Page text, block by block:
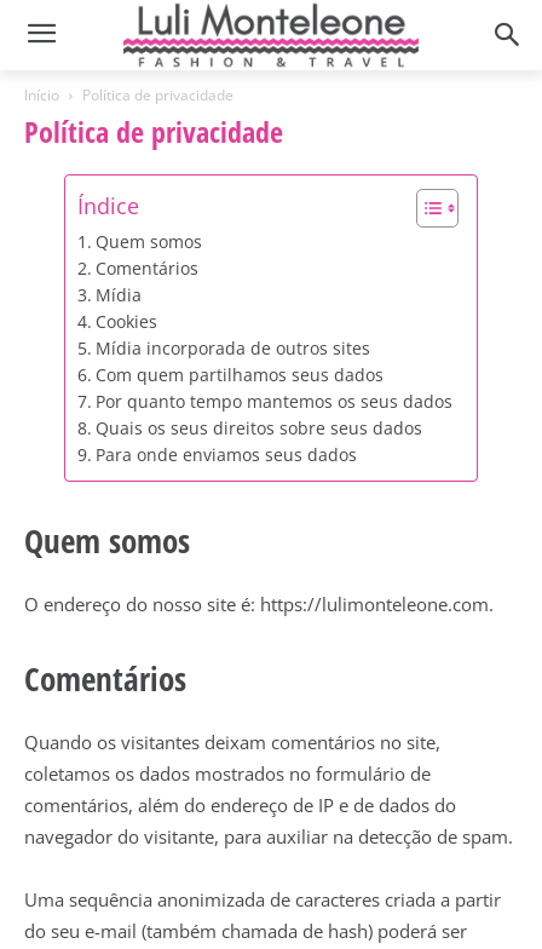
Início Política de privacidade
Política de privacidade
Índice
Quem somos
Comentários
Mídia
Cookies
Mídia incorporada de outros sites
Com quem partilhamos seus dados
Por quanto tempo mantemos os seus dados
Quais os seus direitos sobre seus dados
Para onde enviamos seus dados
Quem somos
O endereço do nosso site é: https://lulimonteleone.com.
Comentários
Quando os visitantes deixam comentários no site,
coletamos os dados mostrados no formulário de
comentários, além do endereço de IP e de dados do
navegador do visitante, para auxiliar na detecção de spam.
Uma sequência anonimizada de caracteres criada a partir
do seu e-mail (também chamada de hash) poderá ser